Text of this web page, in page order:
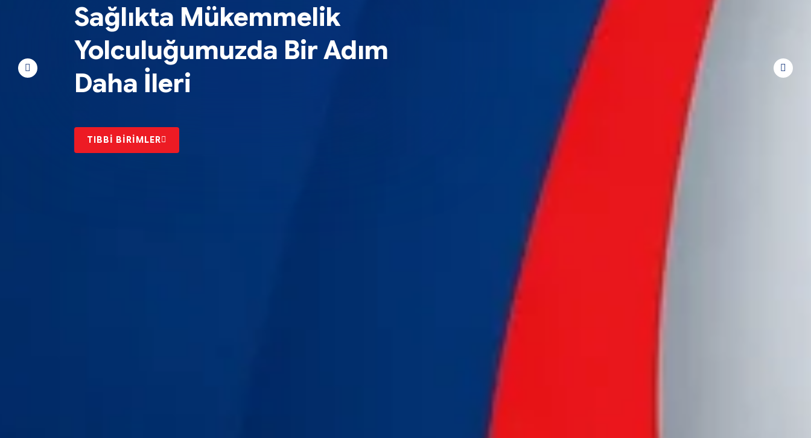
Sağlıkta Mükemmelik
Yolculuğumuzda Bir Adım
Daha İleri
TIBBİ BİRİMLER